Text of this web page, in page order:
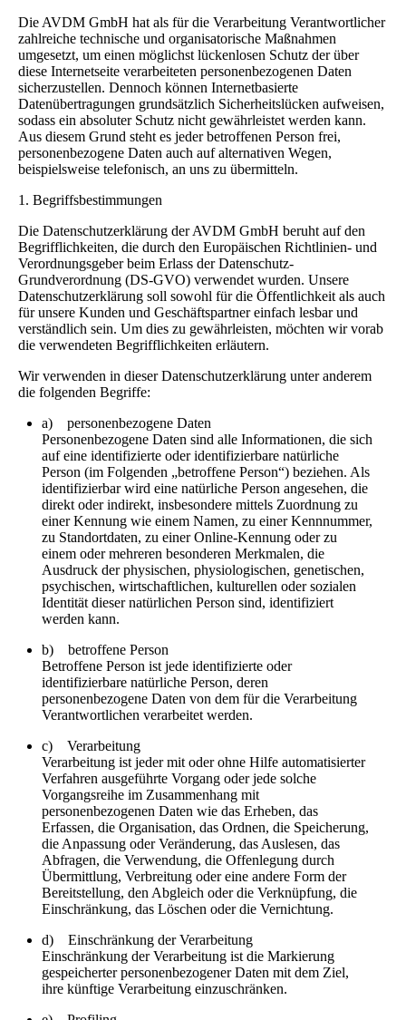
Die AVDM GmbH hat als für die Verarbeitung Verantwortlicher
zahlreiche technische und organisatorische Maßnahmen
umgesetzt, um einen möglichst lückenlosen Schutz der über
diese Internetseite verarbeiteten personenbezogenen Daten
sicherzustellen. Dennoch können Internetbasierte
Datenübertragungen grundsätzlich Sicherheitslücken aufweisen,
sodass ein absoluter Schutz nicht gewährleistet werden kann.
Aus diesem Grund steht es jeder betroffenen Person frei,
personenbezogene Daten auch auf alternativen Wegen,
beispielsweise telefonisch, an uns zu übermitteln.
1. Begriffsbestimmungen
Die Datenschutzerklärung der AVDM GmbH beruht auf den
Begrifflichkeiten, die durch den Europäischen Richtlinien- und
Verordnungsgeber beim Erlass der Datenschutz-
Grundverordnung (DS-GVO) verwendet wurden. Unsere
Datenschutzerklärung soll sowohl für die Öffentlichkeit als auch
für unsere Kunden und Geschäftspartner einfach lesbar und
verständlich sein. Um dies zu gewährleisten, möchten wir vorab
die verwendeten Begrifflichkeiten erläutern.
Wir verwenden in dieser Datenschutzerklärung unter anderem
die folgenden Begriffe:
a) personenbezogene Daten
Personenbezogene Daten sind alle Informationen, die sich
auf eine identifizierte oder identifizierbare natürliche
Person (im Folgenden „betroffene Person“) beziehen. Als
identifizierbar wird eine natürliche Person angesehen, die
direkt oder indirekt, insbesondere mittels Zuordnung zu
einer Kennung wie einem Namen, zu einer Kennnummer,
zu Standortdaten, zu einer Online-Kennung oder zu
einem oder mehreren besonderen Merkmalen, die
Ausdruck der physischen, physiologischen, genetischen,
psychischen, wirtschaftlichen, kulturellen oder sozialen
Identität dieser natürlichen Person sind, identifiziert
werden kann.
b) betroffene Person
Betroffene Person ist jede identifizierte oder
identifizierbare natürliche Person, deren
personenbezogene Daten von dem für die Verarbeitung
Verantwortlichen verarbeitet werden.
c) Verarbeitung
Verarbeitung ist jeder mit oder ohne Hilfe automatisierter
Verfahren ausgeführte Vorgang oder jede solche
Vorgangsreihe im Zusammenhang mit
personenbezogenen Daten wie das Erheben, das
Erfassen, die Organisation, das Ordnen, die Speicherung,
die Anpassung oder Veränderung, das Auslesen, das
Abfragen, die Verwendung, die Offenlegung durch
Übermittlung, Verbreitung oder eine andere Form der
Bereitstellung, den Abgleich oder die Verknüpfung, die
Einschränkung, das Löschen oder die Vernichtung.
d) Einschränkung der Verarbeitung
Einschränkung der Verarbeitung ist die Markierung
gespeicherter personenbezogener Daten mit dem Ziel,
ihre künftige Verarbeitung einzuschränken.